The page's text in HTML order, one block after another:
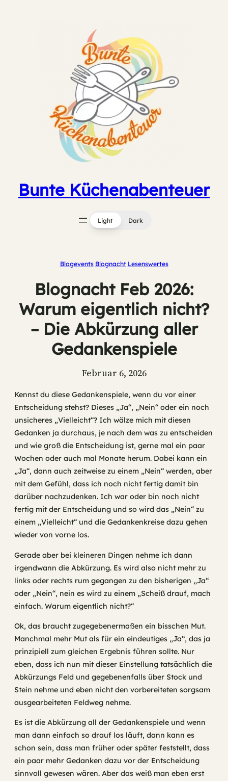
Bunte Küchenabenteuer
Light Dark
Blogevents Blognacht Lesenswertes
Blognacht Feb 2026:
Warum eigentlich nicht?
– Die Abkürzung aller
Gedankenspiele
Februar 6, 2026
Kennst du diese Gedankenspiele, wenn du vor einer
Entscheidung stehst? Dieses „Ja“, „Nein“ oder ein noch
unsicheres „Vielleicht“? Ich wälze mich mit diesen
Gedanken ja durchaus, je nach dem was zu entscheiden
und wie groß die Entscheidung ist, gerne mal ein paar
Wochen oder auch mal Monate herum. Dabei kann ein
„Ja“, dann auch zeitweise zu einem „Nein“ werden, aber
mit dem Gefühl, dass ich noch nicht fertig damit bin
darüber nachzudenken. Ich war oder bin noch nicht
fertig mit der Entscheidung und so wird das „Nein“ zu
einem „Vielleicht“ und die Gedankenkreise dazu gehen
wieder von vorne los.
Gerade aber bei kleineren Dingen nehme ich dann
irgendwann die Abkürzung. Es wird also nicht mehr zu
links oder rechts rum gegangen zu den bisherigen „Ja“
oder „Nein“, nein es wird zu einem „Scheiß drauf, mach
einfach. Warum eigentlich nicht?“
Ok, das braucht zugegebenermaßen ein bisschen Mut.
Manchmal mehr Mut als für ein eindeutiges „Ja“, das ja
prinzipiell zum gleichen Ergebnis führen sollte. Nur
eben, dass ich nun mit dieser Einstellung tatsächlich die
Abkürzungs Feld und gegebenenfalls über Stock und
Stein nehme und eben nicht den vorbereiteten sorgsam
ausgearbeiteten Feldweg nehme.
Es ist die Abkürzung all der Gedankenspiele und wenn
man dann einfach so drauf los läuft, dann kann es
schon sein, dass man früher oder später feststellt, dass
ein paar mehr Gedanken dazu vor der Entscheidung
sinnvoll gewesen wären. Aber das weiß man eben erst